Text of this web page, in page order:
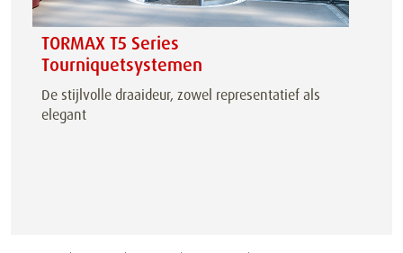
TORMAX T5 Series
Tourniquetsystemen
De stijlvolle draaideur, zowel representatief als
elegant